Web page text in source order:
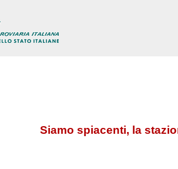
Siamo spiacenti, la